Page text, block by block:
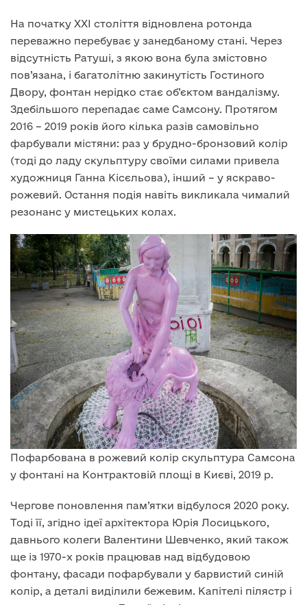
На початку XXI століття відновлена ротонда
переважно перебуває у занедбаному стані. Через
відсутність Ратуші, з якою вона була змістовно
пов’язана, і багатолітню закинутість Гостиного
Двору, фонтан нерідко стає об’єктом вандалізму.
Здебільшого перепадає саме Самсону. Протягом
2016 – 2019 років його кілька разів самовільно
фарбували містяни: раз у брудно-бронзовий колір
(тоді до ладу скульптуру своїми силами привела
художниця Ганна Кісєльова), інший – у яскраво-
рожевий. Остання подія навіть викликала чималий
резонанс у мистецьких колах.
Пофарбована в рожевий колір скульптура Самсона
у фонтані на Контрактовій площі в Києві, 2019 р.
Чергове поновлення пам’ятки відбулося 2020 року.
Тоді її, згідно ідеї архітектора Юрія Лосицького,
давнього колеги Валентини Шевченко, який також
ще із 1970-х років працював над відбудовою
фонтану, фасади пофарбували у барвистий синій
колір, а деталі виділили бежевим. Капітелі пілястр і